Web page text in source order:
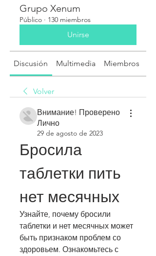
Grupo Xenum
Público · 130 miembros
Unirse
Discusión Multimedia Miembros
Volver
Внимание! Проверено
Лично
29 de agosto de 2023
Бросила
таблетки пить
нет месячных
Узнайте, почему бросили
таблетки и нет месячных может
быть признаком проблем со
здоровьем. Ознакомьтесь с